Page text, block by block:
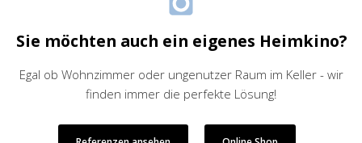
Sie möchten auch ein eigenes Heimkino?
Egal ob Wohnzimmer oder ungenutzer Raum im Keller - wir
finden immer die perfekte Lösung!